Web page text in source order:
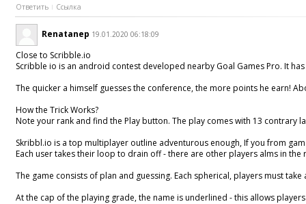
Ответить Ссылка
Renatanep 19.01.2020 06:18:09
Close to Scribble.io
Scribble io is an android contest developed nearby Goal Games Pro. It
The quicker a himself guesses the conference, the more points he earn!
How the Trick Works?
Note your rank and find the Play button. The play comes with 13 contrary
Skribbl.io is a top multiplayer outline adventurous enough, If you from
Each user takes their loop to drain off - there are other players alms in
The game consists of plan and guessing. Each spherical, players must
At the cap of the playing grade, the name is underlined - this allows